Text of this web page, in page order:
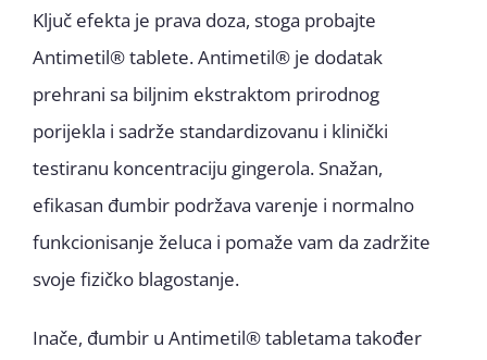
Ključ efekta je prava doza, stoga probajte
Antimetil® tablete. Antimetil® je dodatak
prehrani sa biljnim ekstraktom prirodnog
porijekla i sadrže standardizovanu i klinički
testiranu koncentraciju gingerola. Snažan,
efikasan đumbir podržava varenje i normalno
funkcionisanje želuca i pomaže vam da zadržite
svoje fizičko blagostanje.
Inače, đumbir u Antimetil® tabletama također